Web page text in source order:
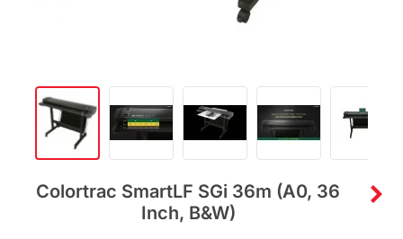
Colortrac SmartLF SGi 36m (A0, 36
Inch, B&W)